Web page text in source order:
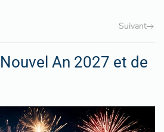
Suivant
An 2027 et de